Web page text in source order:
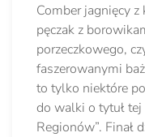
Comber jagnięcy
pęczak z
porzeczkowego,
faszerowanymi
to tylko niektóre
do walki o tytuł
Regionów”. Finał